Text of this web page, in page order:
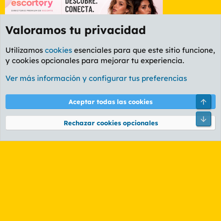
Foro Ocio y Cultura
Cookies
PL OLDSTYLE AMARILLO
Términos y reglas Política de privacidad Ayuda
Community platform by XenForo® © 2010-2026 XenForo Ltd.
Valoramos tu privacidad
Utilizamos cookies esenciales para que este sitio funcione,
y cookies opcionales para mejorar tu experiencia.
Ver más información y configurar tus preferencias
Aceptar todas las cookies
Rechazar cookies opcionales
Pie